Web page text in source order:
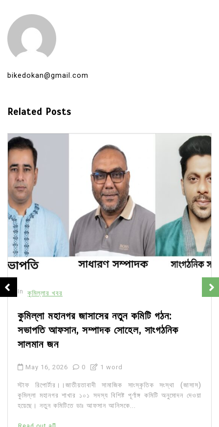
bikedokan@gmail.com
Related Posts
In কুমিল্লার খবর
কুমিল্লা মহানগর জাসাসের নতুন কমিটি গঠন:
সভাপতি আফসান, সম্পাদক সোহেল, সাংগঠনিক
সালমান জন
May 16, 2026 0 1 word
স্টাফ রিপোর্টার।।জাতীয়তাবাদী সামাজিক সাংস্কৃতিক সংস্থা (জাসাস)
কুমিল্লা মহানগর শাখার ১০১ সদস্য বিশিষ্ট পূর্ণাঙ্গ কমিটি অনুমোদন দেওয়া
হয়েছে। নতুন কমিটিতে ডাঃ আফসান আনিসকে...